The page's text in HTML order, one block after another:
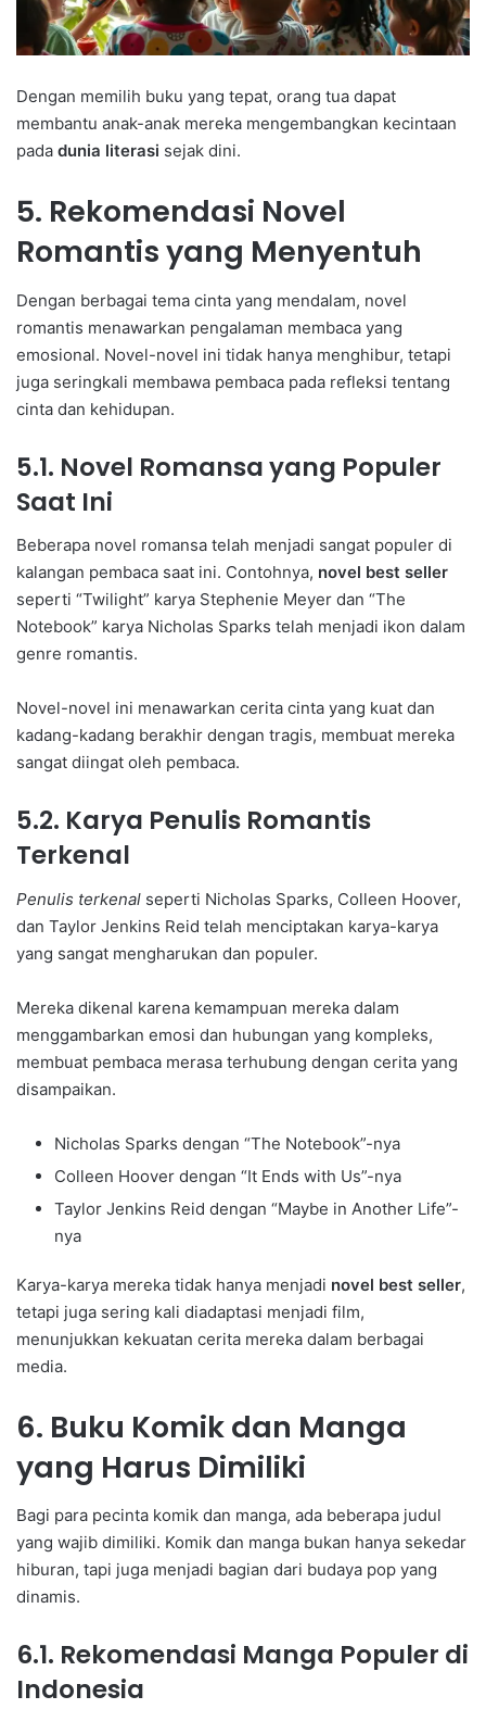
Dengan memilih buku yang tepat, orang tua dapat
membantu anak-anak mereka mengembangkan kecintaan
pada dunia literasi sejak dini.
5. Rekomendasi Novel
Romantis yang Menyentuh
Dengan berbagai tema cinta yang mendalam, novel
romantis menawarkan pengalaman membaca yang
emosional. Novel-novel ini tidak hanya menghibur, tetapi
juga seringkali membawa pembaca pada refleksi tentang
cinta dan kehidupan.
5.1. Novel Romansa yang Populer
Saat Ini
Beberapa novel romansa telah menjadi sangat populer di
kalangan pembaca saat ini. Contohnya, novel best seller
seperti “Twilight” karya Stephenie Meyer dan “The
Notebook” karya Nicholas Sparks telah menjadi ikon dalam
genre romantis.
Novel-novel ini menawarkan cerita cinta yang kuat dan
kadang-kadang berakhir dengan tragis, membuat mereka
sangat diingat oleh pembaca.
5.2. Karya Penulis Romantis
Terkenal
Penulis terkenal seperti Nicholas Sparks, Colleen Hoover,
dan Taylor Jenkins Reid telah menciptakan karya-karya
yang sangat mengharukan dan populer.
Mereka dikenal karena kemampuan mereka dalam
menggambarkan emosi dan hubungan yang kompleks,
membuat pembaca merasa terhubung dengan cerita yang
disampaikan.
Nicholas Sparks dengan “The Notebook”-nya
Colleen Hoover dengan “It Ends with Us”-nya
Taylor Jenkins Reid dengan “Maybe in Another Life”-
nya
Karya-karya mereka tidak hanya menjadi novel best seller,
tetapi juga sering kali diadaptasi menjadi film,
menunjukkan kekuatan cerita mereka dalam berbagai
media.
6. Buku Komik dan Manga
yang Harus Dimiliki
Bagi para pecinta komik dan manga, ada beberapa judul
yang wajib dimiliki. Komik dan manga bukan hanya sekedar
hiburan, tapi juga menjadi bagian dari budaya pop yang
dinamis.
6.1. Rekomendasi Manga Populer di
Indonesia